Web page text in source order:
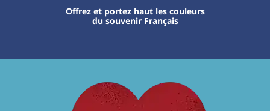
Offrez et portez haut les couleurs
du souvenir Français